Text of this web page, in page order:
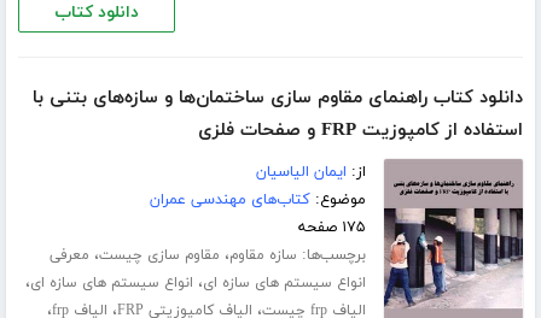
دانلود کتاب
دانلود کتاب راهنمای مقاوم سازی ساختمان‌ها و سازه‌های بتنی با
استفاده از کامپوزیت FRP و صفحات فلزی
از: ایمان الیاسیان
موضوع:کتاب‌های مهندسی عمران
۱۷۵ صفحه
برچسب‌ها: سازه مقاوم، مقاوم سازی چیست، معرفی
انواع سیستم های سازه ای، انواع سیستم های سازه ای،
الیاف frp چیست ، الیاف کامپوزیتی FRP ، الیاف frp ،